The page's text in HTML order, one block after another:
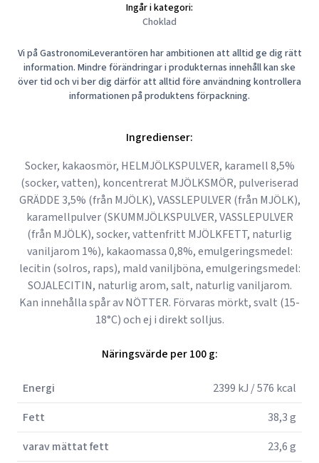
Ingår i kategori:
Choklad
Vi på GastronomiLeverantören har ambitionen att alltid ge dig rätt
information. Mindre förändringar i produkternas innehåll kan ske
över tid och vi ber dig därför att alltid före användning kontrollera
informationen på produktens förpackning.
Ingredienser:
Socker, kakaosmör, HELMJÖLKSPULVER, karamell 8,5%
(socker, vatten), koncentrerat MJÖLKSMÖR, pulveriserad
GRÄDDE 3,5% (från MJÖLK), VASSLEPULVER (från MJÖLK),
karamellpulver (SKUMMJÖLKSPULVER, VASSLEPULVER
(från MJÖLK), socker, vattenfritt MJÖLKFETT, naturlig
vaniljarom 1%), kakaomassa 0,8%, emulgeringsmedel:
lecitin (solros, raps), mald vaniljböna, emulgeringsmedel:
SOJALECITIN, naturlig arom, salt, naturlig vaniljarom.
Kan innehålla spår av NÖTTER. Förvaras mörkt, svalt (15-
18°C) och ej i direkt solljus.
Näringsvärde per 100 g:
Energi
2399 kJ / 576 kcal
Fett
38,3 g
varav mättat fett
23,6 g